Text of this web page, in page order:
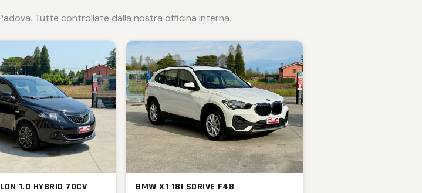
Tutte controllate dalla nostra officina interna.
1.0 HYBRID 70CV
BMW X1 18I SDRIVE F48